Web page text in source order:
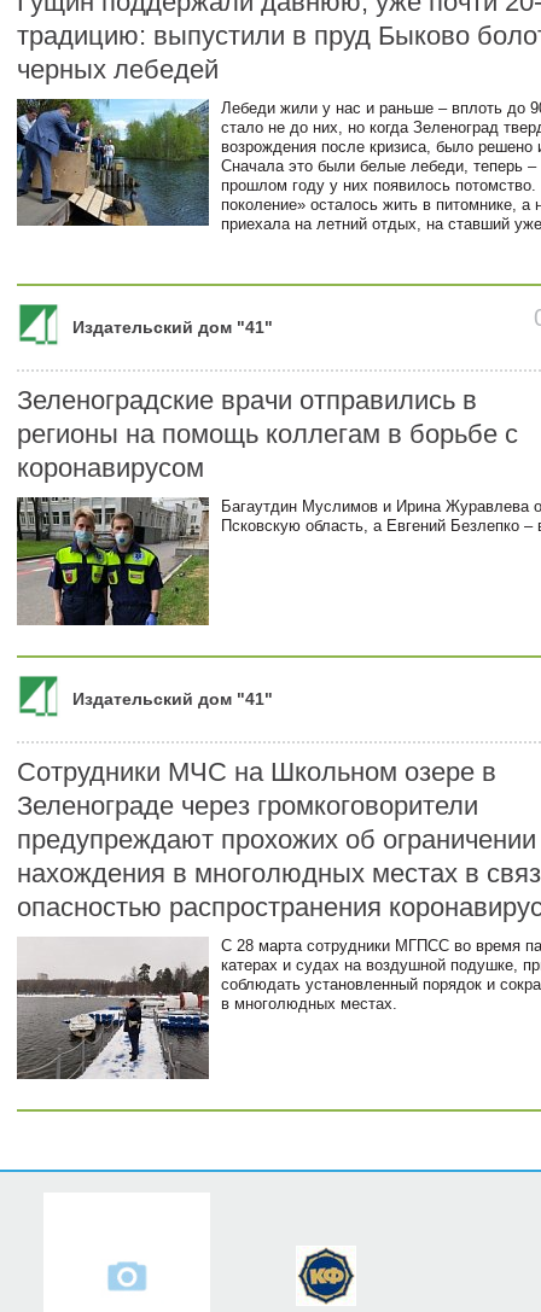
традицию: выпустили в пруд Быково
черных лебедей
Лебеди жили у нас и раньше – вплоть до
стало не до них, но когда Зеленоград
возрождения после кризиса, было решено
Сначала это были белые лебеди, теперь
прошлом году у них появилось
поколение» осталось жить в питомнике, а
приехала на летний отдых, на ставший
Издательский дом "41"
Зеленоградские врачи отправились в
регионы на помощь коллегам в борьбе с
коронавирусом
Багаутдин Муслимов и Ирина Журавлева
Псковскую область, а Евгений Безлепко –
Издательский дом "41"
Сотрудники МЧС на Школьном озере в
Зеленограде через громкоговорители
предупреждают прохожих об ограничении
нахождения в многолюдных местах в
опасностью распространения
С 28 марта сотрудники МГПСС во время
катерах и судах на воздушной подушке,
соблюдать установленный порядок и
в многолюдных местах.